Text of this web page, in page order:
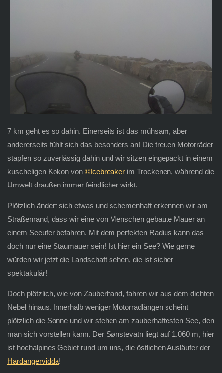
7 km geht es so dahin. Einerseits ist das mühsam, aber
andererseits fühlt sich das besonders an! Die treuen Motorräder
stapfen so zuverlässig dahin und wir sitzen eingepackt in einem
kuscheligen Kokon von ©Icebreakerim Trockenen, während die
Umwelt draußen immer feindlicher wirkt.
Plötzlich ändert sich etwas und schemenhaft erkennen wir am
Straßenrand, dass wir eine von Menschen gebaute Mauer an
einem Seeufer befahren. Mit dem perfekten Radius kann das
doch nur eine Staumauer sein! Ist hier ein See? Wie gerne
würden wir jetzt die Landschaft sehen, die ist sicher
spektakulär!
Doch plötzlich, wie von Zauberhand, fahren wir aus dem dichten
Nebel hinaus. Innerhalb weniger Motorradlängen scheint
plötzlich die Sonne und wir stehen am zauberhaftesten See, den
man sich vorstellen kann. Der Sønstevatn liegt auf 1.060 m, hier
ist hochalpines Gebiet rund um uns, die östlichen Ausläufer der
Hardangervidda!